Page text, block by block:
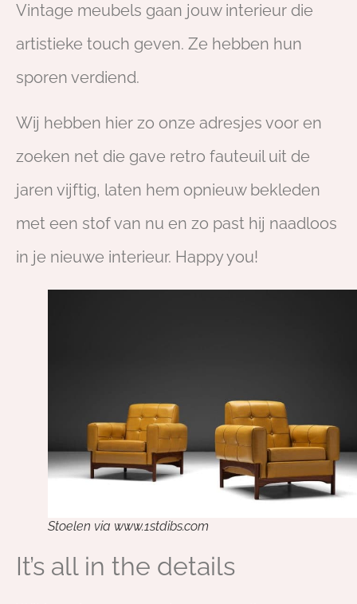
Vintage meubels gaan jouw interieur die
artistieke touch geven. Ze hebben hun
sporen verdiend.
Wij hebben hier zo onze adresjes voor en
zoeken net die gave retro fauteuil uit de
jaren vijftig, laten hem opnieuw bekleden
met een stof van nu en zo past hij naadloos
in je nieuwe interieur. Happy you!
Stoelen via www.1stdibs.com
It’s all in the details